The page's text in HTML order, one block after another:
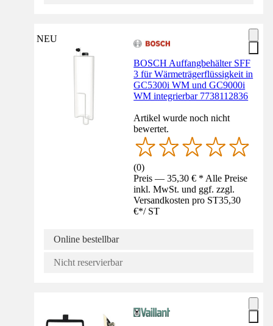
NEU
BOSCH Auffangbehälter SFF
3 für Wärmeträgerflüssigkeit in
GC5300i WM und GC9000i
WM integrierbar 7738112836
Artikel wurde noch nicht
bewertet.
(0)
Preis — 35,30 € * Alle Preise
inkl. MwSt. und ggf. zzgl.
Versandkosten pro ST35,30
€*/ ST
Online bestellbar
Nicht reservierbar